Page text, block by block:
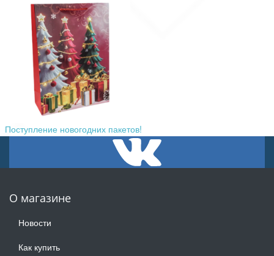
Поступление новогодних пакетов!
О магазине
Новости
Как купить